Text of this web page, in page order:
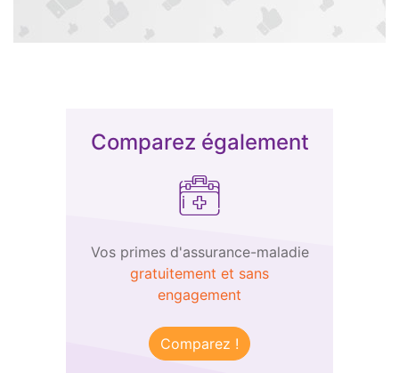
Comparez également
Vos primes d'assurance-maladie
gratuitement et sans
engagement
Comparez !